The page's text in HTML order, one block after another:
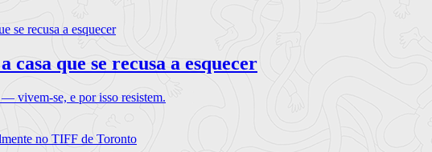
casa que se recusa a esquecer
vivem-se, e por isso resistem.